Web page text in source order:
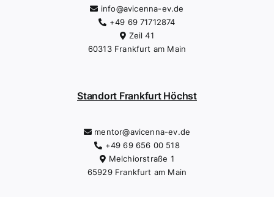
info@avicenna-ev.de
+49 69 71712874
Zeil 41
60313 Frankfurt am Main
Standort Frankfurt Höchst
mentor@avicenna-ev.de
+49 69 656 00 518
Melchiorstraße 1
65929 Frankfurt am Main